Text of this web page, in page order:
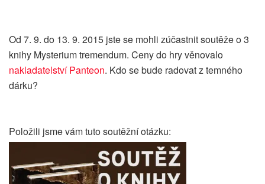
Od 7. 9. do 13. 9. 2015 jste se mohli zúčastnit soutěžeo 3
knihy Mysterium tremendum. Ceny do hry věnovalo
nakladatelství Panteon. Kdo se bude radovat z temného
dárku?
Položili jsme vám tuto soutěžní otázku: